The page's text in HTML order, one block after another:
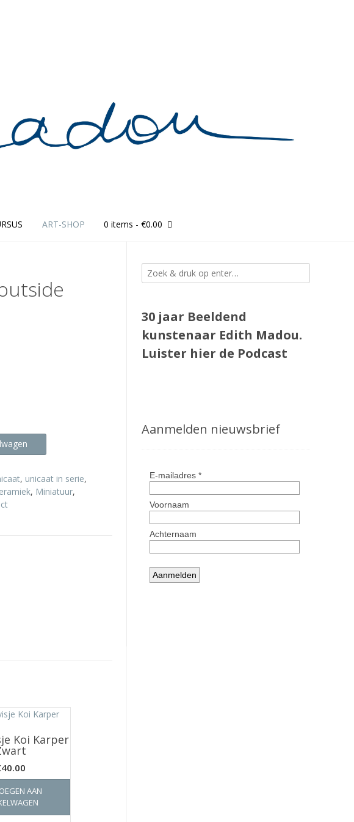
ART-SHOP 0 items - €0.00
, unicaat in serie,
, Miniatuur,
Koi Karper
40.00
AAN
30 jaar Beeldend
kunstenaar Edith Madou.
Luister hier de Podcast
Aanmelden nieuwsbrief